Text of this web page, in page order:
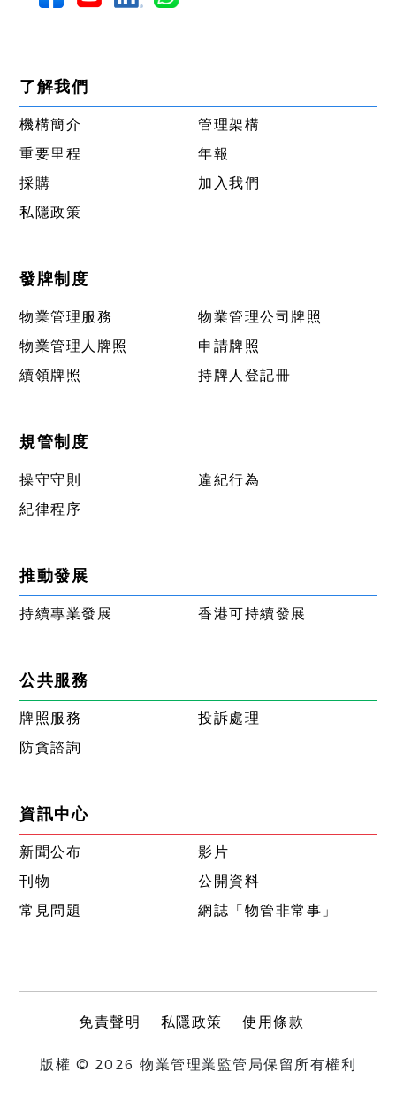
了解我們
機構簡介
管理架構
重要里程
年報
採購
加入我們
私隱政策
發牌制度
物業管理服務
物業管理公司牌照
物業管理人牌照
申請牌照
續領牌照
持牌人登記冊
規管制度
操守守則
違紀行為
紀律程序
推動發展
持續專業發展 香港可持續發展
公共服務
牌照服務
投訴處理
防貪諮詢
資訊中心
新聞公布
影片
刊物
公開資料
常見問題
網誌「物管非常事」
免責聲明 私隱政策 使用條款
版權 © 2026 物業管理業監管局保留所有權利